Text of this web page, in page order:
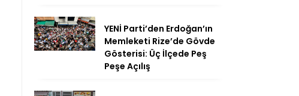
YENİ Parti’den Erdoğan’ın
Memleketi Rize’de Gövde
Gösterisi: Üç İlçede Peş
Peşe Açılış